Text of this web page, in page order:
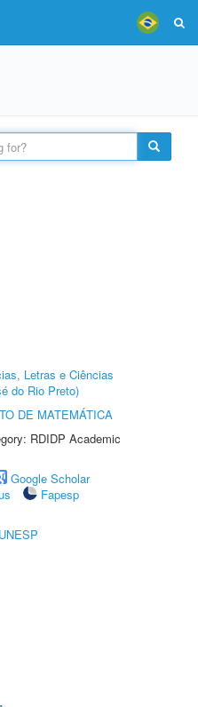
Letras e Ciências
do Rio Preto)
DE MATEMÁTICA
RDIDP Academic
Google Scholar
Fapesp